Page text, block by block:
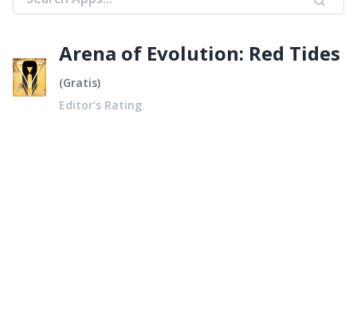
Arena of Evolution: Red Tides
(Gratis)
Editor’s Rating